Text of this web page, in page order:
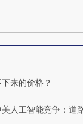
育部长拱下台
来的价格？
美人工智能竞争：道